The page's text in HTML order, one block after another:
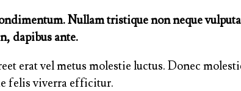
Nullam tristique non neque
dapibus ante.
erat vel metus molestie luctus. Donec
felis viverra efficitur.